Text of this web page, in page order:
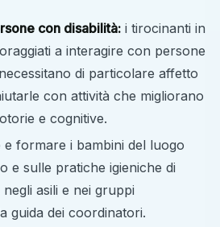
con disabilità: i tirocinanti in
a interagire con persone
di particolare affetto
con attività che migliorano
e cognitive.
e formare i bambini del luogo
e sulle pratiche igieniche di
asili e nei gruppi
guida dei coordinatori.